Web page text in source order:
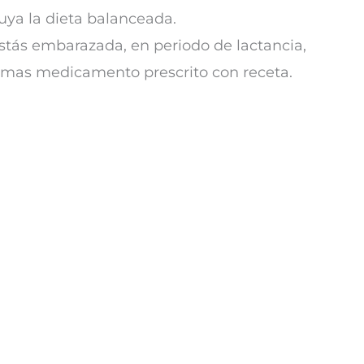
la dieta balanceada.
embarazada, en periodo de lactancia,
medicamento prescrito con receta.